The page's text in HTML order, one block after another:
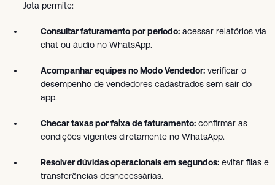
Jota permite:
Consultar faturamento por período: acessar relatórios via
chat ou áudio no WhatsApp.
Acompanhar equipes no Modo Vendedor: verificar o
desempenho de vendedores cadastrados sem sair do
app.
Checar taxas por faixa de faturamento: confirmar as
condições vigentes diretamente no WhatsApp.
Resolver dúvidas operacionais em segundos: evitar filas e
transferências desnecessárias.